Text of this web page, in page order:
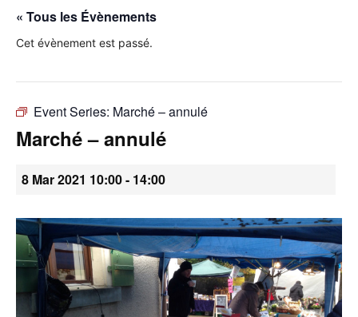
Laconnex
Canton
« Tous les Évènements
Cet évènement est passé.
Event Series: Marché – annulé
Marché – annulé
8 Mar 2021 10:00- 14:00